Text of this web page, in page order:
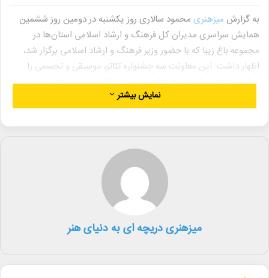
به گزارش میزهنری محمود سالاری روز یکشنبه در دومین روز ششمین
همایش سراسری مدیران کل فرهنگ و ارشاد اسلامی استان‌ها در
مجموعه باغ زیبا که با حضور وزیر فرهنگ و ارشاد اسلامی برگزار شد،
اظهار داشت: این معاونت سه جشنواره تئاتر، موسیقی و تجسمی را
پیش رو دارد؛ جشنواره هنر‌های تجسمی، تئاتر و موسیقی فجر در بهمن
وی افزود: جشنواره هنر‌های تجسمی به لحاظ تعداد از تمام رشته‌ها
چهره‌هایی را به عنوان دبیر انتخاب کردیم. زمانی که تعداد عناوین زیاد
می‌شود هر بخش دبیر دارد و هر دبیری داور انتخاب می‌کند. امسال
موفق شدیم اساتید برگزیده را داشته باشیم.
سالاری ادامه داد: امسال تعداد داوران زیاد است. تعداد آثاری که در
بخش تجسمی رسیده بسیار بود که ۶۸۰ اثر از میان آن‌ها انتخاب شده
است و در بخش موسیقی نیز تعداد و کیفیت آثار ارسالی که شامل ۴۲۸
اثر است، بالاست.
نمایش بیشتر
میزهنری دریچه ای به دنیای هنر